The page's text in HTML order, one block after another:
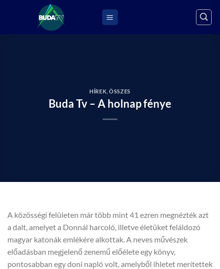
HÍREK ,ÖSSZES
Buda Tv – A holnap fénye
A közösségi felületen már több mint 41 ezren megnézték azt
a dalt, amelyet a Donnál harcoló, illetve életüket feláldozó
magyar katonák emlékére alkottak. A neves művészek
előadásban megjelenő zenemű előélete egy könyv,
pontosabban egy doni napló volt, amelyből ihletet merítettek